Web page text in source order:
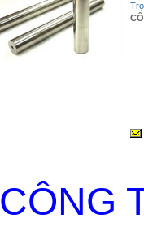
CÔNG